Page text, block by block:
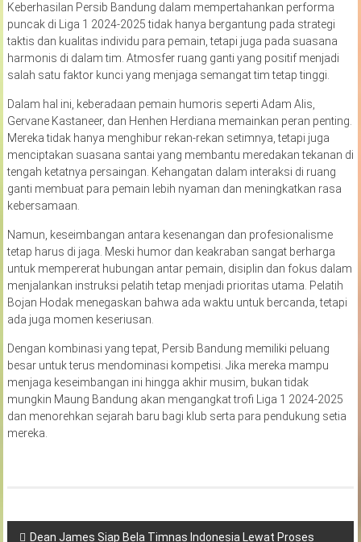
Keberhasilan Persib Bandung dalam mempertahankan performa
puncak di Liga 1 2024-2025 tidak hanya bergantung pada strategi
taktis dan kualitas individu para pemain, tetapi juga pada suasana
harmonis di dalam tim. Atmosfer ruang ganti yang positif menjadi
salah satu faktor kunci yang menjaga semangat tim tetap tinggi.
Dalam hal ini, keberadaan pemain humoris seperti Adam Alis,
Gervane Kastaneer, dan Henhen Herdiana memainkan peran penting.
Mereka tidak hanya menghibur rekan-rekan setimnya, tetapi juga
menciptakan suasana santai yang membantu meredakan tekanan di
tengah ketatnya persaingan. Kehangatan dalam interaksi di ruang
ganti membuat para pemain lebih nyaman dan meningkatkan rasa
kebersamaan.
Namun, keseimbangan antara kesenangan dan profesionalisme
tetap harus di jaga. Meski humor dan keakraban sangat berharga
untuk mempererat hubungan antar pemain, disiplin dan fokus dalam
menjalankan instruksi pelatih tetap menjadi prioritas utama. Pelatih
Bojan Hodak menegaskan bahwa ada waktu untuk bercanda, tetapi
ada juga momen keseriusan.
Dengan kombinasi yang tepat, Persib Bandung memiliki peluang
besar untuk terus mendominasi kompetisi. Jika mereka mampu
menjaga keseimbangan ini hingga akhir musim, bukan tidak
mungkin Maung Bandung akan mengangkat trofi Liga 1 2024-2025
dan menorehkan sejarah baru bagi klub serta para pendukung setia
mereka.
Navigasi
Dean James Siap Bela Timnas Indonesia Lewat Proses